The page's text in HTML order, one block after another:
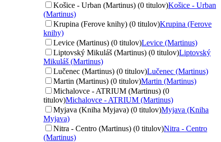
Košice - Urban (Martinus) (0 titulov)Košice - Urban
(Martinus)
Krupina (Ferove knihy) (0 titulov)Krupina (Ferove
knihy)
Levice (Martinus) (0 titulov)Levice (Martinus)
Liptovský Mikuláš (Martinus) (0 titulov)Liptovský
Mikuláš (Martinus)
Lučenec (Martinus) (0 titulov)Lučenec (Martinus)
Martin (Martinus) (0 titulov)Martin (Martinus)
Michalovce - ATRIUM (Martinus) (0
titulov)Michalovce - ATRIUM (Martinus)
Myjava (Kniha Myjava) (0 titulov)Myjava (Kniha
Myjava)
Nitra - Centro (Martinus) (0 titulov)Nitra - Centro
(Martinus)